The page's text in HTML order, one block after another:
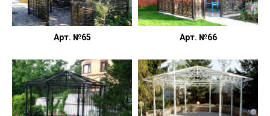
Арт. №65 Арт. №66